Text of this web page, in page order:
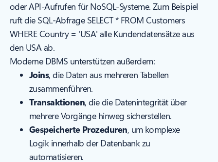
oder API-Aufrufen für NoSQL-Systeme. Zum Beispiel
ruft die SQL-Abfrage SELECT * FROM Customers
WHERE Country = 'USA' alle Kundendatensätze aus
den USA ab.
Moderne DBMS unterstützen außerdem:
Joins, die Daten aus mehreren Tabellen
zusammenführen.
Transaktionen, die die Datenintegrität über
mehrere Vorgänge hinweg sicherstellen.
Gespeicherte Prozeduren, um komplexe
Logik innerhalb der Datenbank zu
automatisieren.